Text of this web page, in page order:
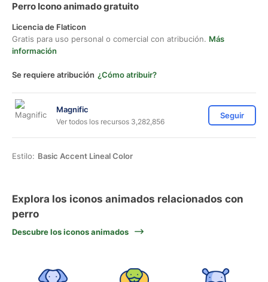
Perro Icono animado gratuito
Licencia de Flaticon
Gratis para uso personal o comercial con atribución. Más
información
Se requiere atribución ¿Cómo atribuir?
Magnific
Ver todos los recursos 3,282,856
Seguir
Estilo: Basic Accent Lineal Color
Explora los iconos animados relacionados con
perro
Descubre los iconos animados